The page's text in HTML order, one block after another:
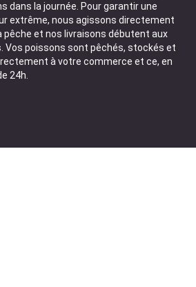
dans la journée. Pour garantir une
extrême, nous agissons directement
pêche et nos livraisons débutent aux
Vos poissons sont pêchés, stockés et
à votre commerce et ce, en
24h.